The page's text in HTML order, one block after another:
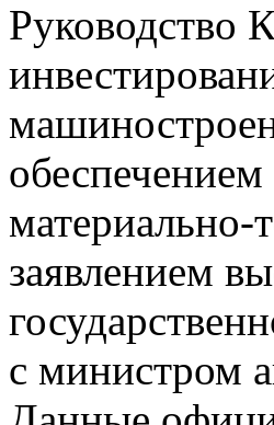
Руководство
материально-
заявлением
с министром